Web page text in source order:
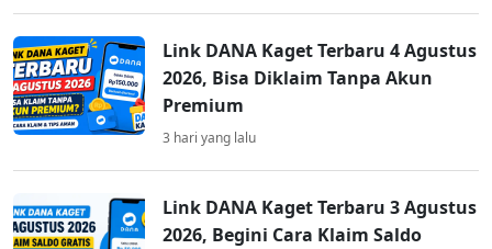
Link DANA Kaget Terbaru 4 Agustus
2026, Bisa Diklaim Tanpa Akun
Premium
3 hari yang lalu
Link DANA Kaget Terbaru 3 Agustus
2026, Begini Cara Klaim Saldo